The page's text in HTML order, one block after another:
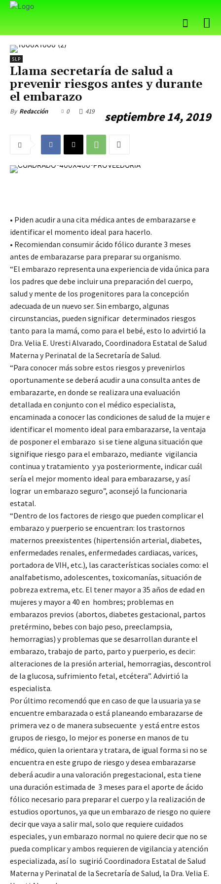
SLP
Llama secretaría de salud a
prevenir riesgos antes y durante
el embarazo
By Redacción septiembre 14, 2019
0 419
• Piden acudir a una cita médica antes de embarazarse e
identificar el momento ideal para hacerlo.
• Recomiendan consumir ácido fólico durante 3 meses
antes de embarazarse para preparar su organismo.
“El embarazo representa una experiencia de vida única para
los padres que debe incluir una preparación del cuerpo,
salud y mente de los progenitores para la concepción
adecuada de un nuevo ser. Sin embargo, algunas
circunstancias, pueden significar determinados riesgos
tanto para la mamá, como para el bebé, esto lo advirtió la
Dra. Velia E. Uresti Alvarado, Coordinadora Estatal de Salud
Materna y Perinatal de la Secretaría de Salud.
“Para conocer más sobre estos riesgos y prevenirlos
oportunamente se deberá acudir a una consulta antes de
embarazarte, en donde se realizara una evaluación
detallada en conjunto con el médico especialista,
encaminada a conocer las condiciones de salud de la mujer e
identificar el momento ideal para embarazarse, la ventaja
de posponer el embarazo si se tiene alguna situación que
signifique riesgo para el embarazo, mediante vigilancia
continua y tratamiento y ya posteriormente, indicar cuál
sería el mejor momento ideal para embarazarse, y así
lograr un embarazo seguro”, aconsejó la funcionaria
estatal.
“Dentro de los factores de riesgo que pueden complicar el
embarazo y puerperio se encuentran: los trastornos
maternos preexistentes (hipertensión arterial, diabetes,
enfermedades renales, enfermedades cardiacas, varices,
portadora de VIH, etc.), las características sociales como: el
analfabetismo, adolescentes, toxicomanías, situación de
pobreza extrema, etc. El tener mayor a 35 años de edad en
mujeres y mayor a 40 en hombres; problemas en
embarazos previos (abortos, diabetes gestacional, partos
pretérmino, bebes con bajo peso, preeclampsia,
hemorragias) y problemas que se desarrollan durante el
embarazo, trabajo de parto, parto y puerperio, es decir:
alteraciones de la presión arterial, hemorragias, descontrol
de la glucosa, sufrimiento fetal, etcétera”. Advirtió la
especialista.
Por último recomendó que en caso de que la usuaria ya se
encuentre embarazada o está planeando embarazarse de
primera vez o de manera subsecuente y está entre estos
grupos de riesgo, lo mejor es ponerse en manos de tu
médico, quien la orientara y tratara, de igual forma si no se
encuentra en este grupo de riesgo y desea embarazarse
deberá acudir a una valoración pregestacional, esta tiene
una duración estimada de 3 meses para el aporte de ácido
fólico necesario para preparar el cuerpo y la realización de
estudios oportunos, ya que un embarazo de riesgo no quiere
decir que vaya a salir mal, solo que requiere cuidados
especiales, y un embarazo normal no quiere decir que no se
pueda complicar y ambos requieren de vigilancia y atención
especializada, así lo sugirió Coordinadora Estatal de Salud
Materna y Perinatal de la Secretaría de Salud, la Dra. Velia E.